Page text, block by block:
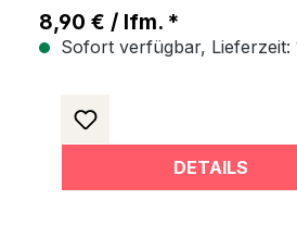
8,90 € / lfm. *
Sofort verfügbar, Lieferzeit:
DETAILS